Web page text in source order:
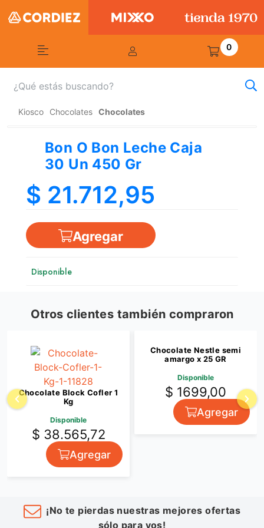
0
Kiosco Chocolates Chocolates
Bon O Bon Leche Caja
30 Un 450 Gr
$ 21.712,95
Agregar
Disponible
Otros clientes también compraron
Chocolate Block Cofler 1
Kg
Disponible
$ 38.565,72
Agregar
Chocolate Nestle semi
amargo x 25 GR
Disponible
$ 1699,00
Agregar
¡No te pierdas nuestras mejores ofertas
sólo para vos!